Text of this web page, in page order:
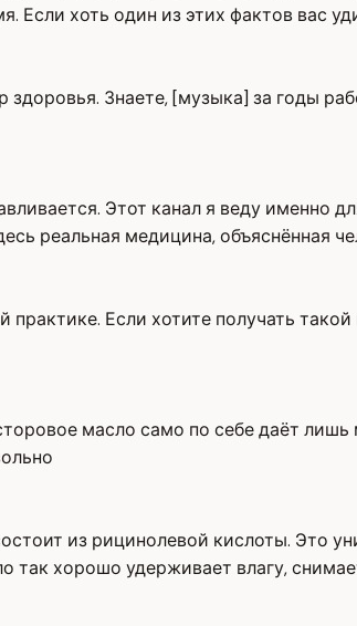
хоть один из этих фактов вас
Знаете, [музыка] за годы
Этот канал я веду именно
реальная медицина, объяснённая
Если хотите получать
масло само по себе даёт
из рицинолевой кислоты. Это
хорошо удерживает влагу,